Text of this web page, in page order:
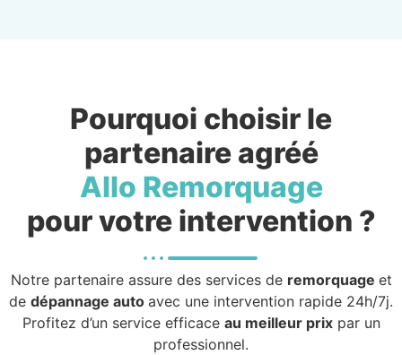
Pourquoi choisir le
partenaire agréé
Allo Remorquage
pour votre intervention ?
Notre partenaire assure des services de remorquage et
de dépannage auto avec une intervention rapide 24h/7j.
Profitez d’un service efficace au meilleur prixpar un
professionnel.